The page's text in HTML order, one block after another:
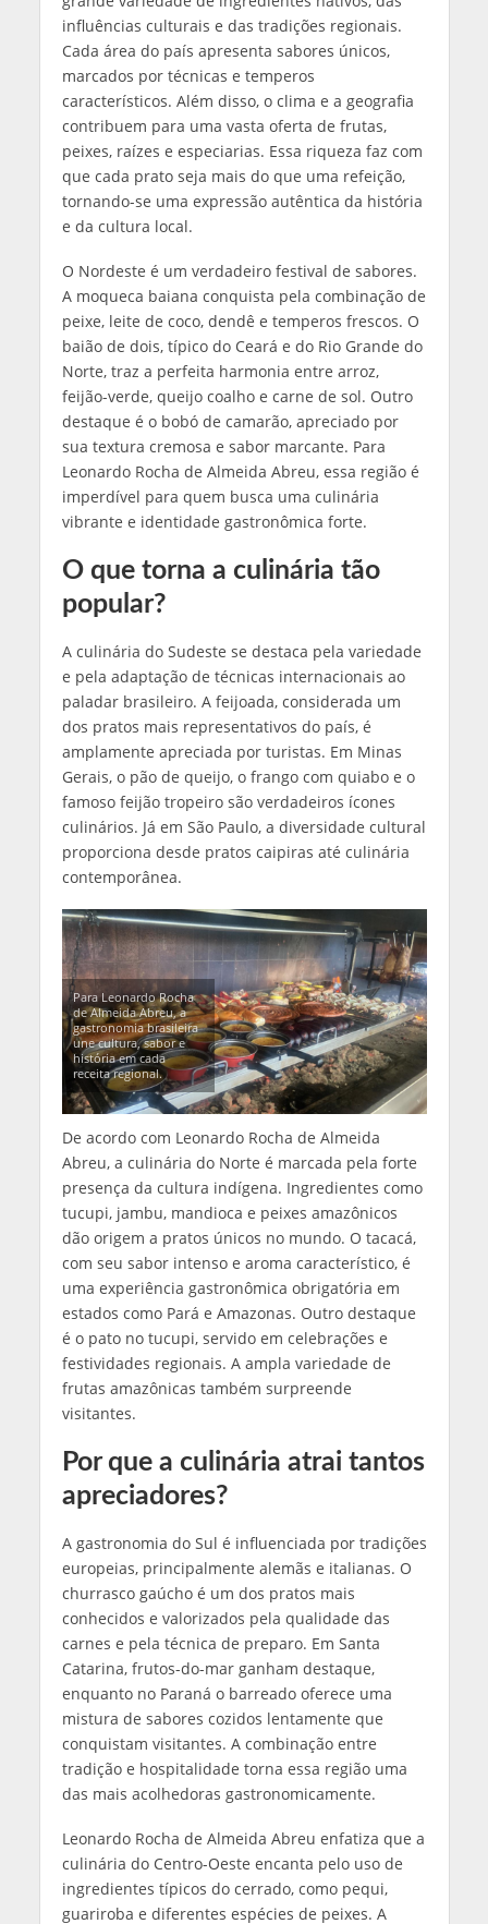
influências culturais e das tradições regionais.
Cada área do país apresenta sabores únicos,
marcados por técnicas e temperos
característicos. Além disso, o clima e a geografia
contribuem para uma vasta oferta de frutas,
peixes, raízes e especiarias. Essa riqueza faz com
que cada prato seja mais do que uma refeição,
tornando-se uma expressão autêntica da história
e da cultura local.
O Nordeste é um verdadeiro festival de sabores.
A moqueca baiana conquista pela combinação de
peixe, leite de coco, dendê e temperos frescos. O
baião de dois, típico do Ceará e do Rio Grande do
Norte, traz a perfeita harmonia entre arroz,
feijão-verde, queijo coalho e carne de sol. Outro
destaque é o bobó de camarão, apreciado por
sua textura cremosa e sabor marcante. Para
Leonardo Rocha de Almeida Abreu, essa região é
imperdível para quem busca uma culinária
vibrante e identidade gastronômica forte.
O que torna a culinária tão
popular?
A culinária do Sudeste se destaca pela variedade
e pela adaptação de técnicas internacionais ao
paladar brasileiro. A feijoada, considerada um
dos pratos mais representativos do país, é
amplamente apreciada por turistas. Em Minas
Gerais, o pão de queijo, o frango com quiabo e o
famoso feijão tropeiro são verdadeiros ícones
culinários. Já em São Paulo, a diversidade cultural
proporciona desde pratos caipiras até culinária
contemporânea.
Para Leonardo Rocha
de Almeida Abreu, a
gastronomia brasileira
une cultura, sabor e
história em cada
receita regional.
De acordo com Leonardo Rocha de Almeida
Abreu, a culinária do Norte é marcada pela forte
presença da cultura indígena. Ingredientes como
tucupi, jambu, mandioca e peixes amazônicos
dão origem a pratos únicos no mundo. O tacacá,
com seu sabor intenso e aroma característico, é
uma experiência gastronômica obrigatória em
estados como Pará e Amazonas. Outro destaque
é o pato no tucupi, servido em celebrações e
festividades regionais. A ampla variedade de
frutas amazônicas também surpreende
visitantes.
Por que a culinária atrai tantos
apreciadores?
A gastronomia do Sul é influenciada por tradições
europeias, principalmente alemãs e italianas. O
churrasco gaúcho é um dos pratos mais
conhecidos e valorizados pela qualidade das
carnes e pela técnica de preparo. Em Santa
Catarina, frutos-do-mar ganham destaque,
enquanto no Paraná o barreado oferece uma
mistura de sabores cozidos lentamente que
conquistam visitantes. A combinação entre
tradição e hospitalidade torna essa região uma
das mais acolhedoras gastronomicamente.
Leonardo Rocha de Almeida Abreu enfatiza que a
culinária do Centro-Oeste encanta pelo uso de
ingredientes típicos do cerrado, como pequi,
guariroba e diferentes espécies de peixes. A